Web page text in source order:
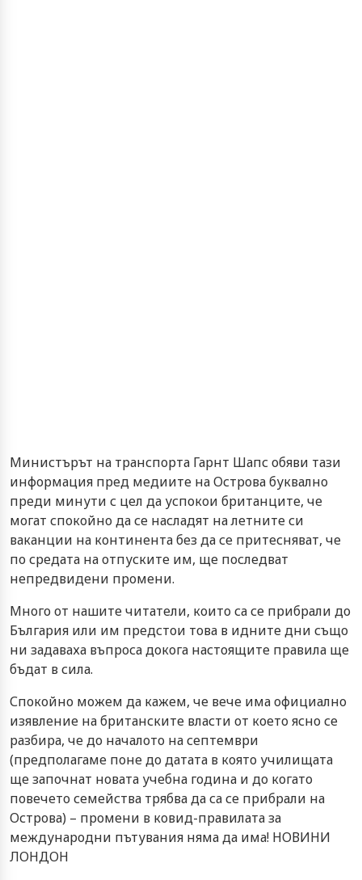
Министърът на транспорта Гарнт Шапс обяви тази
информация пред медиите на Острова буквално
преди минути с цел да успокои британците, че
могат спокойно да се насладят на летните си
ваканции на континента без да се притесняват, че
по средата на отпуските им, ще последват
непредвидени промени.
Много от нашите читатели, които са се прибрали до
България или им предстои това в идните дни също
ни задаваха въпроса докога настоящите правила ще
бъдат в сила.
Спокойно можем да кажем, че вече има официално
изявление на британските власти от което ясно се
разбира, че до началото на септември
(предполагаме поне до датата в която училищата
ще започнат новата учебна година и до когато
повечето семейства трябва да са се прибрали на
Острова) – промени в ковид-правилата за
международни пътувания няма да има! НОВИНИ
ЛОНДОН